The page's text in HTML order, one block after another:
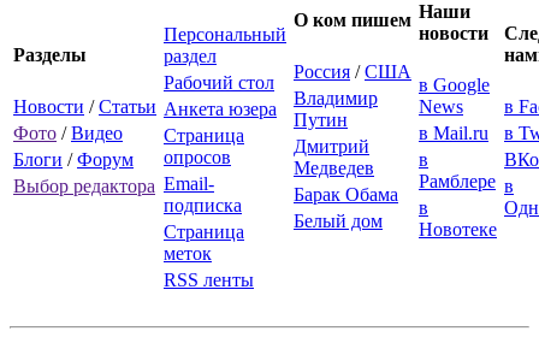
Разделы
Новости /Статьи
Фото /Видео
Блоги /Форум
Выбор редактора
Персональный
раздел
Рабочий стол
Анкета юзера
Страница
опросов
Email-
подписка
Страница
меток
RSS ленты
О ком пишем
Россия /США
Владимир
Путин
Дмитрий
Медведев
Барак Обама
Белый дом
Наши
новости
в Google
News
в Mail.ru
в
Рамблере
в
Новотеке
в
в
в